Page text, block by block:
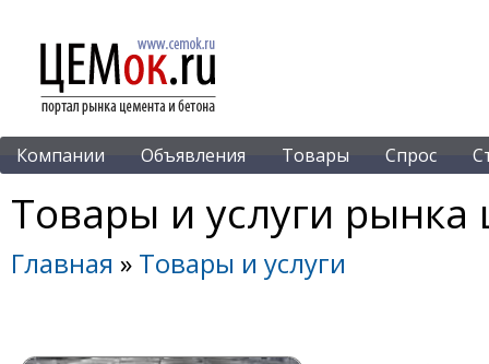
Компании Объявления Товары Спрос
Товары и услуги рынка
Главная » Товары и услуги